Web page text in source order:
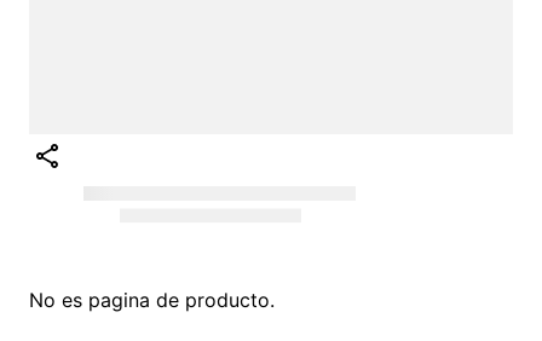
No es pagina de producto.